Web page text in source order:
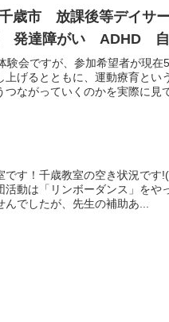
歳市 放課後等デイサ
発達障がい ADHD
験会ですが、参加希望者が現在
げるとともに、運動療育とい
ながっていくのかを実際に見
です！千歳教室の空き状況で
動は「リンボーダンス」をや
でしたが、先生の補助あ...